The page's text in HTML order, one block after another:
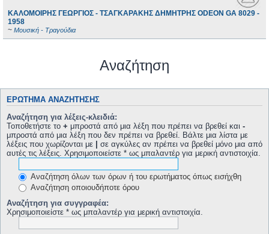
ΚΑΛΟΜΟΙΡΗΣ ΓΕΩΡΓΙΟΣ - ΤΣΑΓΚΑΡΑΚΗΣ ΔΗΜΗΤΡΗΣ ODEON GA 8029 -
1958
~ Μουσική - Τραγούδια
Αναζήτηση
ΕΡΏΤΗΜΑ ΑΝΑΖΉΤΗΣΗΣ
Αναζήτηση για λέξεις-κλειδιά:
Τοποθετήστε το + μπροστά από μια λέξη που πρέπει να βρεθεί και -
μπροστά από μια λέξη που δεν πρέπει να βρεθεί. Βάλτε μια λίστα με
λέξεις που χωρίζονται με | σε αγκύλες αν πρέπει να βρεθεί μόνο μια από
αυτές τις λέξεις. Χρησιμοποιείστε * ως μπαλαντέρ για μερική αντιστοιχία.
Αναζήτηση όλων των όρων ή του ερωτήματος όπως εισήχθη
Αναζήτηση οποιουδήποτε όρου
Αναζήτηση για συγγραφέα:
Χρησιμοποιείστε * ως μπαλαντέρ για μερική αντιστοιχία.